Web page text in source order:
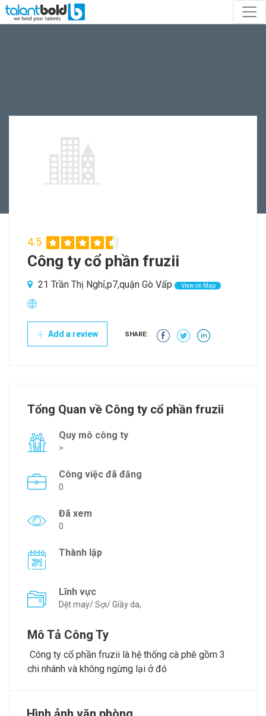
4.5
Công ty cổ phần fruzii
21 Trần Thị Nghỉ,p7,quận Gò Vấp View on Map
Add a review SHARE:
Tổng Quan về Công ty cổ phần fruzii
Quy mô công ty
>
Công việc đã đăng
0
Đã xem
0
Thành lập
Lĩnh vực
Dệt may/ Sợi/ Giầy da,
Mô Tả Công Ty
Công ty cổ phần fruzii là hệ thống cà phê gồm 3
chi nhánh và không ngừng lại ở đó